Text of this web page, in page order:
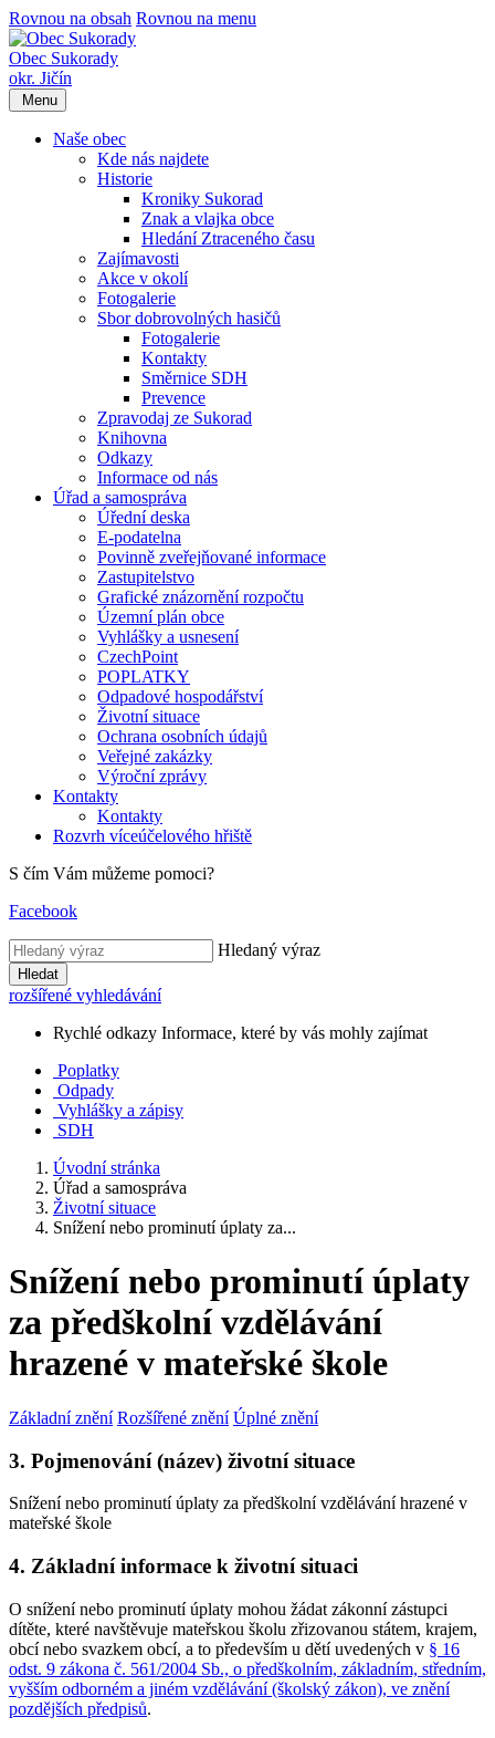
Rovnou na obsah Rovnou na menu
Obec Sukorady
okr. Jičín
Menu
Naše obec
Kde nás najdete
Historie
Kroniky Sukorad
Znak a vlajka obce
Hledání Ztraceného času
Zajímavosti
Akce v okolí
Fotogalerie
Sbor dobrovolných hasičů
Fotogalerie
Kontakty
Směrnice SDH
Prevence
Zpravodaj ze Sukorad
Knihovna
Odkazy
Informace od nás
Úřad a samospráva
Úřední deska
E-podatelna
Povinně zveřejňované informace
Zastupitelstvo
Grafické znázornění rozpočtu
Územní plán obce
Vyhlášky a usnesení
CzechPoint
POPLATKY
Odpadové hospodářství
Životní situace
Ochrana osobních údajů
Veřejné zakázky
Výroční zprávy
Kontakty
Kontakty
Rozvrh víceúčelového hřiště
S čím Vám můžeme pomoci?
Facebook
Hledaný výraz
Hledat
rozšířené vyhledávání
Rychlé odkazy Informace, které by vás mohly zajímat
Poplatky
Odpady
Vyhlášky a zápisy
SDH
Úvodní stránka
Úřad a samospráva
Životní situace
Snížení nebo prominutí úplaty za...
Snížení nebo prominutí úplaty
za předškolní vzdělávání
hrazené v mateřské škole
Základní znění Rozšířené znění Úplné znění
3. Pojmenování (název) životní situace
Snížení nebo prominutí úplaty za předškolní vzdělávání hrazené v
mateřské škole
4. Základní informace k životní situaci
O snížení nebo prominutí úplaty mohou žádat zákonní zástupci
dítěte, které navštěvuje mateřskou školu zřizovanou státem, krajem,
obcí nebo svazkem obcí, a to především u dětí uvedených v § 16
odst. 9 zákona č. 561/2004 Sb., o předškolním, základním, středním,
vyšším odborném a jiném vzdělávání (školský zákon), ve znění
pozdějších předpisů.